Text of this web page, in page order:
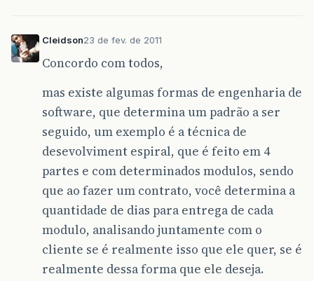
Cleidson23 de fev. de 2011
Concordo com todos,
mas existe algumas formas de engenharia de
software, que determina um padrão a ser
seguido, um exemplo é a técnica de
desevolviment espiral, que é feito em 4
partes e com determinados modulos, sendo
que ao fazer um contrato, você determina a
quantidade de dias para entrega de cada
modulo, analisando juntamente com o
cliente se é realmente isso que ele quer, se é
realmente dessa forma que ele deseja.